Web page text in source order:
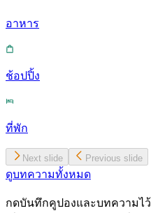
อาหาร
ช้อปปิ้ง
ที่พัก
Next slide Previous slide
ดูบทความทั้งหมด
กดบันทึกคูปองและบทความไว้